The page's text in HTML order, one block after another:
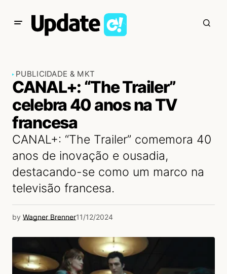
PUBLICIDADE & MKT
CANAL+: “The Trailer”
celebra 40 anos na TV
francesa
CANAL+: “The Trailer” comemora 40
anos de inovação e ousadia,
destacando-se como um marco na
televisão francesa.
by Wagner Brenner11/12/2024